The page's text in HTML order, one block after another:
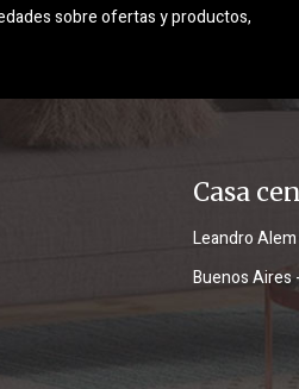
sobre ofertas y productos,
Casa
Leandro
Buenos Aires